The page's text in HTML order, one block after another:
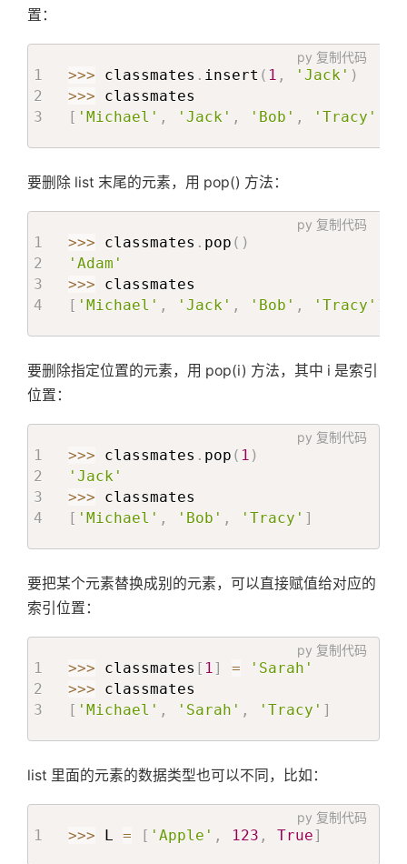
置：
py 复制代码
>>> classmates . insert ( 1 , 'Jack' )
>>>
[ 'Michael' , 'Jack' , 'Bob' , 'Tracy'
要删除 list 末尾的元素，用 pop() 方法：
py 复制代码
>>> classmates . pop ( )
'Adam'
>>>
[ 'Michael' , 'Jack' , 'Bob' , 'Tracy' ]
要删除指定位置的元素，用 pop(i) 方法，其中 i 是索引
位置：
py 复制代码
>>> classmates . pop ( 1 )
'Jack'
>>>
[ 'Michael' , 'Bob' , 'Tracy' ]
要把某个元素替换成别的元素，可以直接赋值给对应的
索引位置：
py 复制代码
>>> classmates [ 1 ] =
'Sarah'
>>>
[ 'Michael' , 'Sarah' , 'Tracy' ]
list 里面的元素的数据类型也可以不同，比如：
py 复制代码
>>> L = [ 'Apple' , 123 , True]